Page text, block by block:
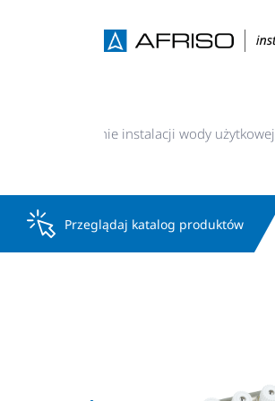
I.3. Wyposażenie instalacji wody użytkowej
Przeglądaj katalog produktów